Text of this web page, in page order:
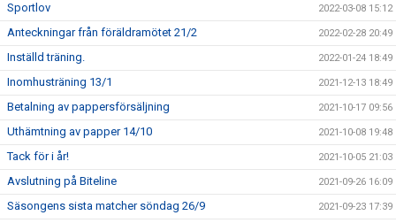
Sportlov 2022-03-08 15:12
Anteckningar från föräldramötet 21/2 2022-02-28 20:49
Inställd träning. 2022-01-24 18:49
Inomhusträning 13/1 2021-12-13 18:49
Betalning av pappersförsäljning 2021-10-17 09:56
Uthämtning av papper 14/10 2021-10-08 19:48
Tack för i år! 2021-10-05 21:03
Avslutning på Biteline 2021-09-26 16:09
Säsongens sista matcher söndag 26/9 2021-09-23 17:39